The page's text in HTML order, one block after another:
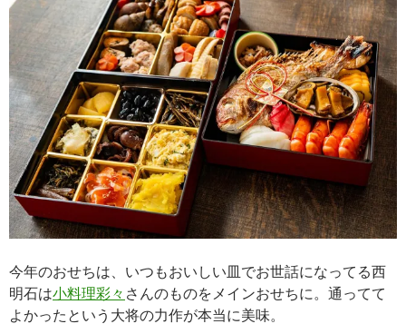
今年のおせちは、いつもおいしい皿でお世話になってる西
明石は小料理彩々 さんのものをメインおせちに。通ってて
よかったという大将の力作が本当に美味。